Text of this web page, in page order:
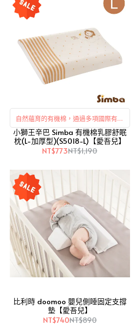
自然蘊育的有機棉，通過多項國際有機
認證。
小獅王辛巴 Simba 有機棉乳膠舒眠
枕(L-加厚型)(S5018-L)【愛吾兒】
NT$773NT$1,190
比利時 doomoo 嬰兒側睡固定支撐
墊【愛吾兒】
NT$740NT$890